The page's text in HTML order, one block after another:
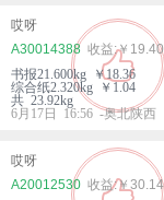
哎呀
A30014388
￥19.40
书报21.600kg ￥18.36
综合纸2.320kg ￥1.04
共 23.92kg
6月17日 16:56 -奥北陕西
哎呀
A20012530
￥30.14